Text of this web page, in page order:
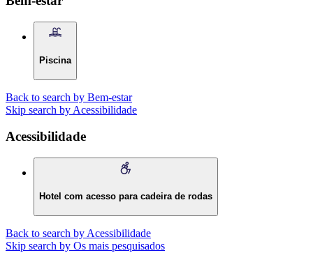
Piscina
Back to search by Bem-estar
Skip search by Acessibilidade
Acessibilidade
Hotel com acesso para cadeira de rodas
Back to search by Acessibilidade
Skip search by Os mais pesquisados